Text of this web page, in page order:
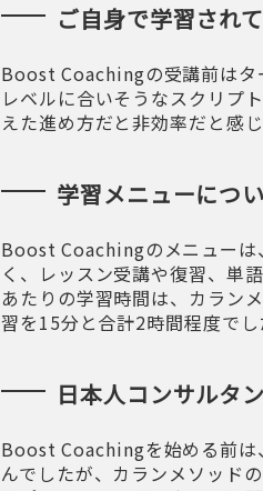
ご自身で学習され
Boost Coachingの受講前はタ
レベルに合いそうなスクリプ
えた進め方だと非効率だと感
学習メニューにつ
Boost Coachingのメニューは
く、レッスン受講や復習、単
あたりの学習時間は、カラン
習を15分と合計2時間程度でし
日本人コンサルタ
Boost Coachingを始める前は
んでしたが、カランメソッド